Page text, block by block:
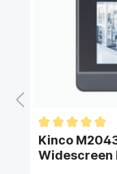
Kinco
Widescreen